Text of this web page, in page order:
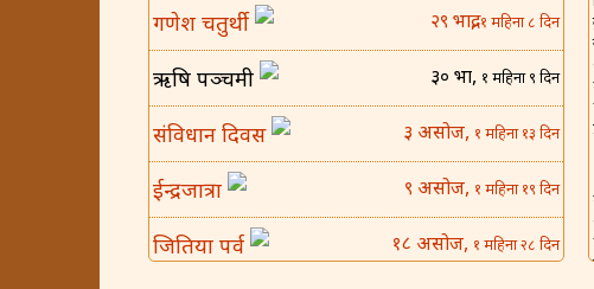
गणेश चतुर्थी २९ भाद्र,१ महिना ८ दिन
ऋषि पञ्चमी ३० भाद्र, १ महिना ९ दिन
संविधान दिवस ३ असोज, १ महिना १३ दिन
ईन्द्रजात्रा ९ असोज, १ महिना १९ दिन
जितिया पर्व १८ असोज, १ महिना २८ दिन